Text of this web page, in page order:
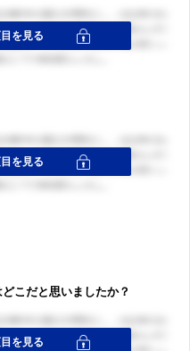
こだと思いましたか？